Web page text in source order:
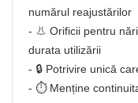
numărul reajustărilor
- 👃 Orificii pentru
durata utilizării
- 🔒 Potrivire unică
- ⏱️ Menține